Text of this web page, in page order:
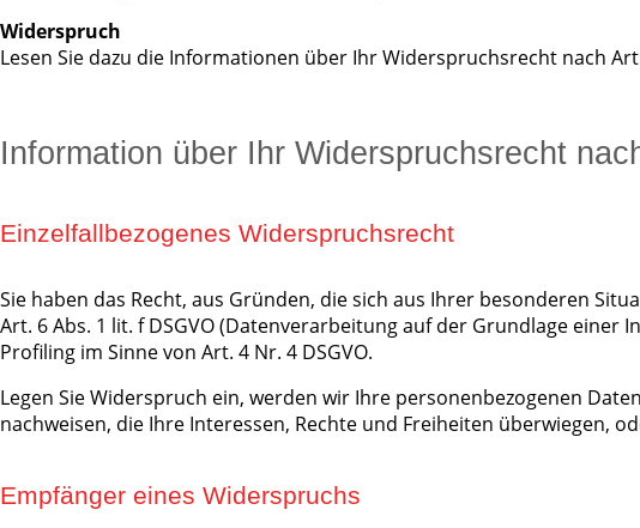
Widerspruch
Lesen Sie dazu die Informationen über Ihr Widerspruchsrecht nach
Information über Ihr Widerspruchsrecht
Einzelfallbezogenes Widerspruchsrecht
Sie haben das Recht, aus Gründen, die sich aus Ihrer besonderen
Art. 6 Abs. 1 lit. f DSGVO (Datenverarbeitung auf der Grundlage
Profiling im Sinne von Art. 4 Nr. 4 DSGVO.
Legen Sie Widerspruch ein, werden wir Ihre personenbezogenen
nachweisen, die Ihre Interessen, Rechte und Freiheiten überwiegen,
Empfänger eines Widerspruchs